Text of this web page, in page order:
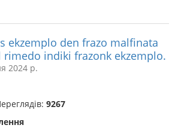
ekzemplo den frazo malfinata
indiki frazonk ekzemplo.
2024 р.
9267